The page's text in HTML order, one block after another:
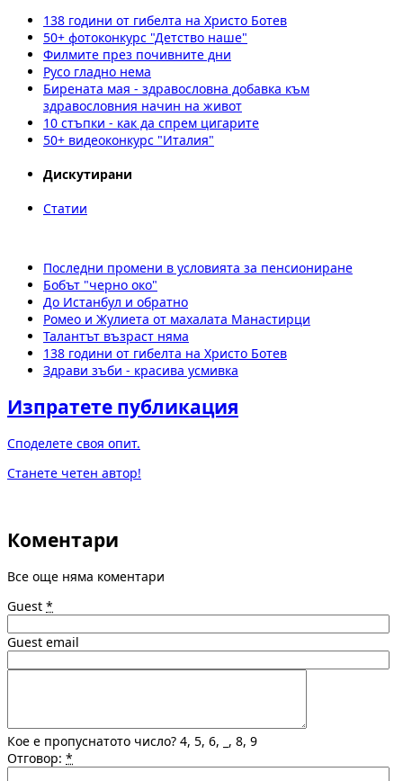
138 години от гибелта на Христо Ботев
50+ фотоконкурс "Детство наше"
Филмите през почивните дни
Русо гладно нема
Бирената мая - здравословна добавка към
здравословния начин на живот
10 стъпки - как да спрем цигарите
50+ видеоконкурс "Италия"
Дискутирани
Статии
Последни промени в условията за пенсиониране
Бобът "черно око"
До Истанбул и обратно
Ромео и Жулиета от махалата Манастирци
Талантът възраст няма
138 години от гибелта на Христо Ботев
Здрави зъби - красива усмивка
Изпратете публикация
Споделете своя опит.
Станете четен автор!
Коментари
Все още няма коментари
Guest *
Guest email
Кое е пропуснатото число? 4, 5, 6, _, 8, 9
Отговор: *